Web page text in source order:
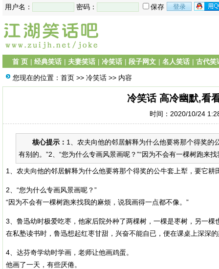
用户名： 密码： 保存
首 页 | 经典笑话 | 夫妻笑话 | 冷笑话 | 段子网文 | 名人笑话 | 古代笑
您现在的位置： 首页 >> 冷笑话 >> 内容
冷笑话 高冷幽默,看
时间：2020/10/24
核心提示： 1、农夫向他的邻居解释为什么他要将那个得奖的
有别的。”2、“您为什么专画风景画呢？”“因为不会有一棵树跑来
1、农夫向他的邻居解释为什么他要将那个得奖的公牛套上犁，要它耕
2、“您为什么专画风景画呢？”
“因为不会有一棵树跑来找我的麻烦，说我画得一点都不像。”
3、鲁迅幼时极爱吃枣，他家后院外种了两棵树，一棵是枣树，另一棵
在私塾读书时，鲁迅想起红枣甘甜，兴奋不能自已，便在课桌上深深的
4、达芬奇学幼时学画，老师让他画鸡蛋。
他画了一天，有些厌倦。